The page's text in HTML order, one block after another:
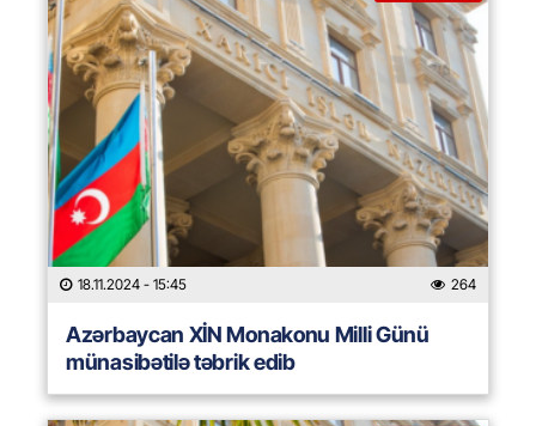
18.11.2024 - 15:45 264
Azərbaycan XİN Monakonu Milli Günü
münasibətilə təbrik edib